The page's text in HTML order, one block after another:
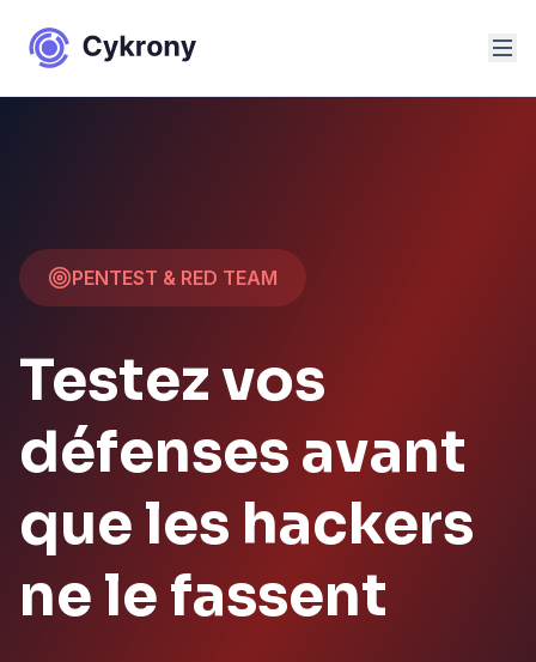
PENTEST & RED TEAM
Testez vos
défenses avant
que les hackers
ne le fassent